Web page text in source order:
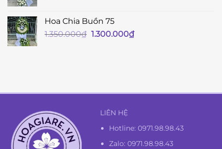
Hoa Chia Buồn 75
1.350.000₫ Giá
1.300.000₫Giá
LIÊN HỆ
Hotline:0971.98.98.43
Zalo: 0971.98.98.43